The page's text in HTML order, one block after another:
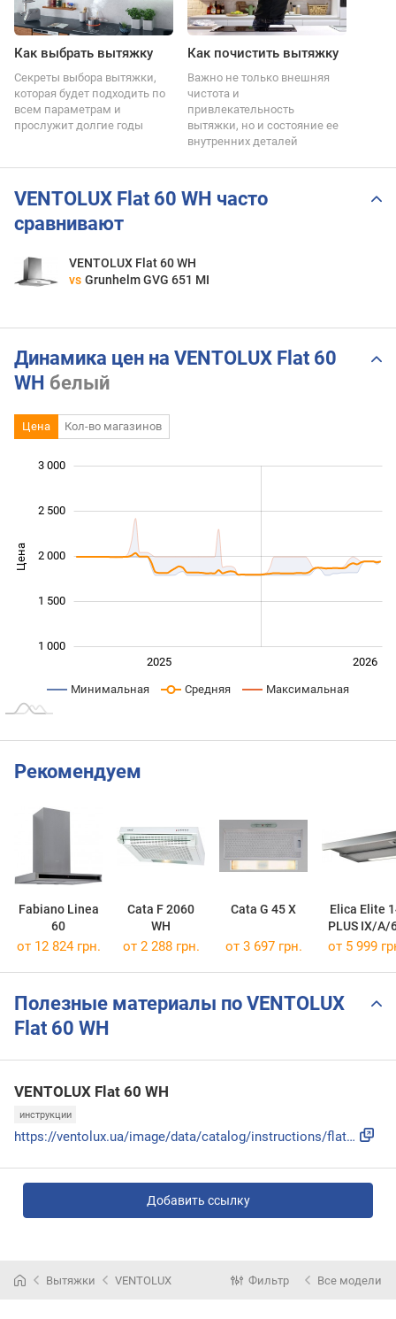
Как выбрать вытяжку
Секреты выбора вытяжки,
которая будет подходить по
всем параметрам и
прослужит долгие годы
Как почистить вытяжку
Важно не только внешняя
чистота и
привлекательность
вытяжки, но и состояние ее
внутренних деталей
VENTOLUX Flat 60 WH часто
сравнивают
VENTOLUX Flat 60 WH
vs Grunhelm GVG 651 MI
Динамика цен на VENTOLUX Flat 60
WH белый
Цена Кол-во магазинов
Цена 1 400
1 000
3 000
2 000
2 500
1 500
2025 2026
Минимальная Средняя Максимальная
Рекомендуем
Fabiano Linea
60
Cata F 2060
WH
Cata G 45 X
Elica Elite
PLUS IX/A/
от 12 824 грн. от 2 288 грн. от 3 697 грн. от 5 999
Полезные материалы по VENTOLUX
Flat 60 WH
VENTOLUX Flat 60 WH
инструкции
https://ventolux.ua/image/data/catalog/instructions/flat_60...
Добавить ссылку
Вытяжки VENTOLUX Фильтр Все модели